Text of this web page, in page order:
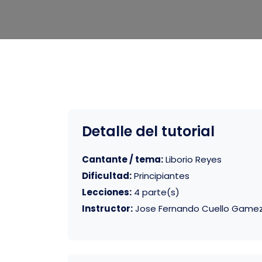
Detalle del tutorial
Cantante / tema:Liborio Reyes
Dificultad:Principiantes
Lecciones:4 parte(s)
Instructor:Jose Fernando Cuello